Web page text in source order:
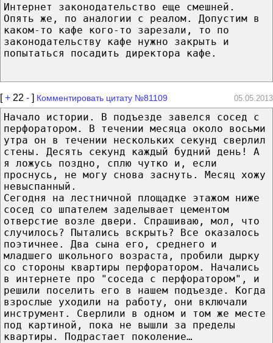
Интернет законодательство еще смешней.
Опять же, по аналогии с реалом. Допустим в
каком-то кафе кого-то зарезали, то по
законодательству кафе нужно закрыть и
попытаться посадить директора кафе.
[+ 22 - ] Комментировать цитату №81109 05.05.2013
Начало истории. В подъезде завелся сосед с
перфоратором. В течении месяца около восьми
утра он в течении нескольких секунд сверлил
стены. Десять секунд каждый будний день! А
я ложусь поздно, сплю чутко и, если
проснусь, не могу снова заснуть. Месяц хожу
невыспанный.
Сегодня на лестничной площадке этажом ниже
сосед со шпателем заделывает цементом
отверстие возле двери. Спрашиваю, мол, что
случилось? Пытались вскрыть? Все оказалось
поэтичнее. Два сына его, среднего и
младшего школьного возраста, пробили дырку
со стороны квартиры перфоратором. Начались
в интернете про "соседа с перфоратором", и
решили поселить его в нашем подъезде. Когда
взрослые уходили на работу, они включали
инструмент. Сверлили в одном и том же месте
под картиной, пока не вышли за пределы
квартиры. Подрастает поколение…